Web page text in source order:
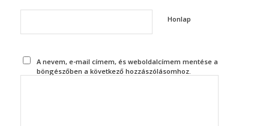
Honlap
A nevem, e-mail címem, és weboldalcímem mentése a
böngészőben a következő hozzászólásomhoz.